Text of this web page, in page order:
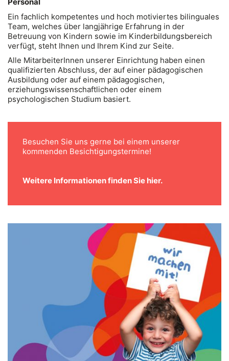
Ein fachlich kompetentes und hoch motiviertes bilinguales
Team, welches über langjährige Erfahrung in der
Betreuung von Kindern sowie im Kinderbildungsbereich
verfügt, steht Ihnen und Ihrem Kind zur Seite.
Alle MitarbeiterInnen unserer Einrichtung haben einen
qualifizierten Abschluss, der auf einer pädagogischen
Ausbildung oder auf einem pädagogischen,
erziehungswissenschaftlichen oder einem
psychologischen Studium basiert.
Besuchen Sie uns gerne bei einem unserer
kommenden Besichtigungstermine!
Weitere Informationen finden Sie hier.